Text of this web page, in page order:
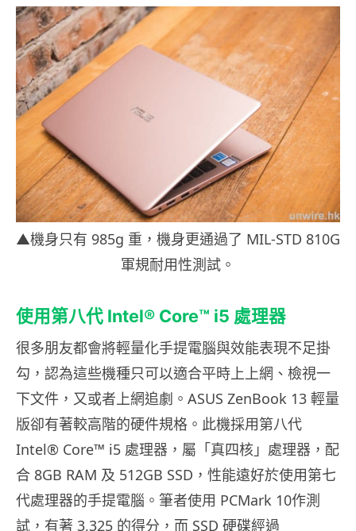
▲機身只有 985g 重，機身更通過了 MIL-STD 810G
軍規耐用性測試。
使用第八代 Intel® Core™ i5 處理器
很多朋友都會將輕量化手提電腦與效能表現不足掛
勾，認為這些機種只可以適合平時上上網、檢視一
下文件，又或者上網追劇。ASUS ZenBook 13 輕量
版卻有著較高階的硬件規格。此機採用第八代
Intel® Core™ i5 處理器，屬「真四核」處理器，配
合 8GB RAM 及 512GB SSD，性能遠好於使用第七
代處理器的手提電腦。筆者使用 PCMark 10作測
試，有著 3,325 的得分，而 SSD 硬碟經過